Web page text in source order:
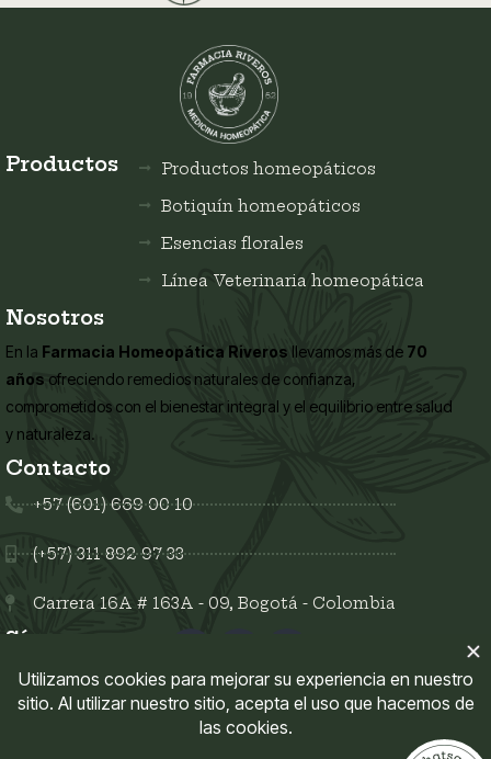
Productos
Productos homeopáticos
Botiquín homeopáticos
Esencias florales
Línea Veterinaria homeopática
Nosotros
En la Farmacia Homeopática Riveros llevamos más de 70
años ofreciendo remedios naturales de confianza,
comprometidos con el bienestar integral y el equilibrio entre salud
y naturaleza.
Contacto
+57 (601) 669 00 10
(+57) 311 892 97 33
Carrera 16A # 163A - 09, Bogotá - Colombia
Síguenos en:
Enlaces del sitio
Políticas del sitio